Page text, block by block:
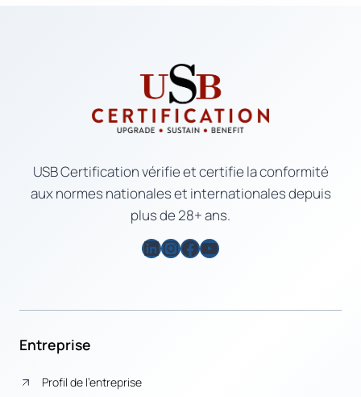
USB Certification vérifie et certifie la conformité
aux normes nationales et internationales depuis
plus de 28+ ans.
LinkedIn
Instagram
Facebook
YouTube
Entreprise
Profil de l’entreprise